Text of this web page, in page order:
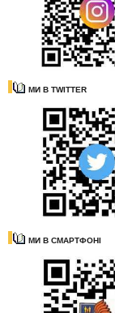
МИ В TWITTER
МИ В СМАРТФОНІ